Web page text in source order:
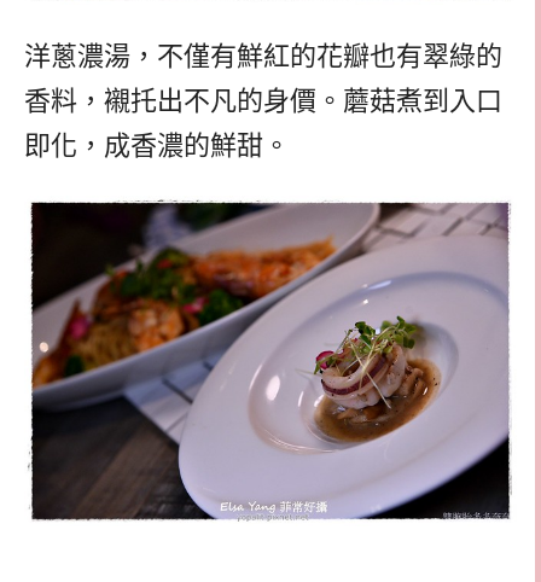
洋蔥濃湯，不僅有鮮紅的花瓣也有翠綠的
香料，襯托出不凡的身價。蘑菇煮到入口
即化，成香濃的鮮甜。